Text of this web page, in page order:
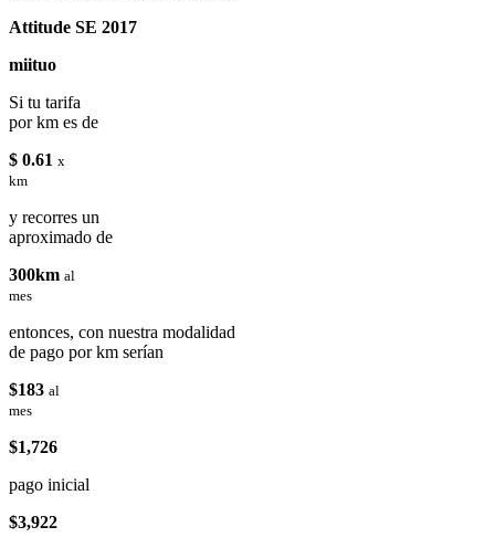
Attitude SE 2017
miituo
Si tu tarifa
por km es de
$ 0.61 x
km
y recorres un
aproximado de
300km al
mes
entonces, con nuestra modalidad
de pago por km serían
$183 al
mes
$1,726
pago inicial
$3,922